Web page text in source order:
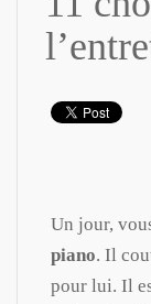
Un jour,
piano. Il
pour lui. Il